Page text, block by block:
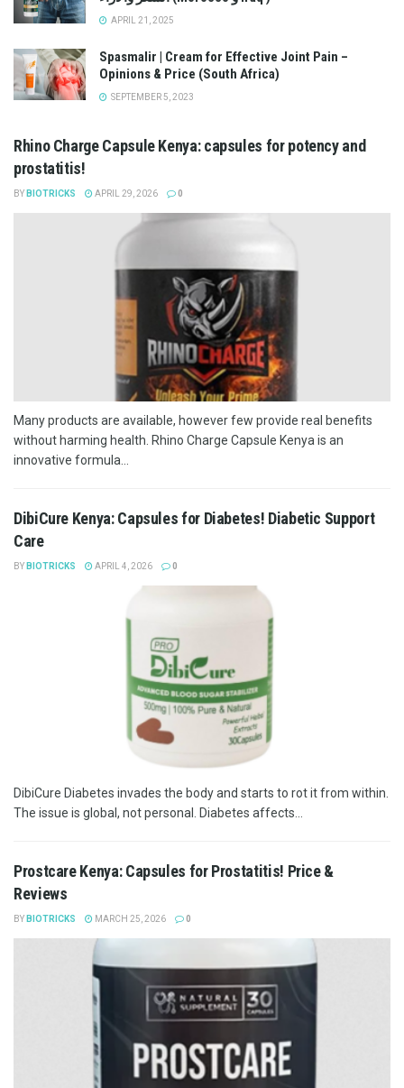
APRIL 21, 2025
Spasmalir | Cream for Effective Joint Pain –
Opinions & Price (South Africa)
SEPTEMBER 5, 2023
Rhino Charge Capsule Kenya: capsules for potency and
prostatitis!
BY BIOTRICKS APRIL 29, 2026 0
Many products are available, however few provide real benefits
without harming health. Rhino Charge Capsule Kenya is an
innovative formula...
DibiCure Kenya: Capsules for Diabetes! Diabetic Support
Care
BY BIOTRICKS APRIL 4, 2026 0
DibiCure Diabetes invades the body and starts to rot it from within.
The issue is global, not personal. Diabetes affects...
Prostcare Kenya: Capsules for Prostatitis! Price &
Reviews
BY BIOTRICKS MARCH 25, 2026 0